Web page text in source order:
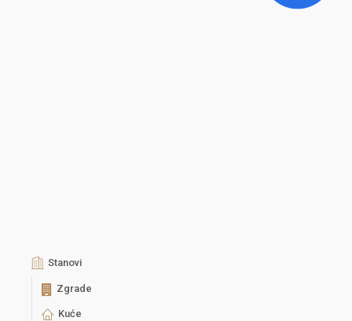
Stanovi
Zgrade
Kuće